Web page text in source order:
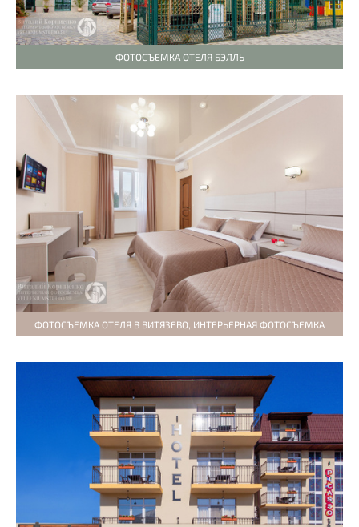
ФОТОСЪЕМКА ОТЕЛЯ БЭЛЛЬ
ФОТОСЪЕМКА ОТЕЛЯ В ВИТЯЗЕВО, ИНТЕРЬЕРНАЯ ФОТОСЪЕМКА